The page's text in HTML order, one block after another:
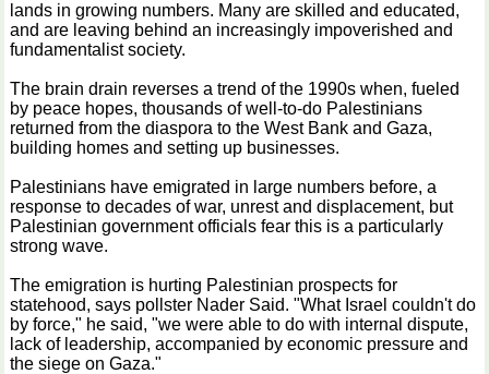
lands in growing numbers. Many are skilled and educated,
and are leaving behind an increasingly impoverished and
fundamentalist society.
The brain drain reverses a trend of the 1990s when, fueled
by peace hopes, thousands of well-to-do Palestinians
returned from the diaspora to the West Bank and Gaza,
building homes and setting up businesses.
Palestinians have emigrated in large numbers before, a
response to decades of war, unrest and displacement, but
Palestinian government officials fear this is a particularly
strong wave.
The emigration is hurting Palestinian prospects for
statehood, says pollster Nader Said. "What Israel couldn't do
by force," he said, "we were able to do with internal dispute,
lack of leadership, accompanied by economic pressure and
the siege on Gaza."